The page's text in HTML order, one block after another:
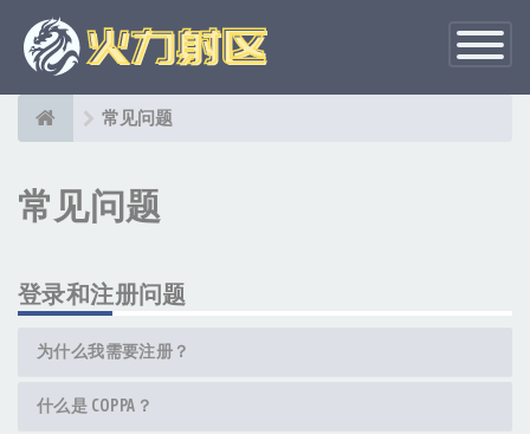
切
换
导
常见问题
常见问题
登录和注册问题
为什么我需要注册？
什么是 COPPA？